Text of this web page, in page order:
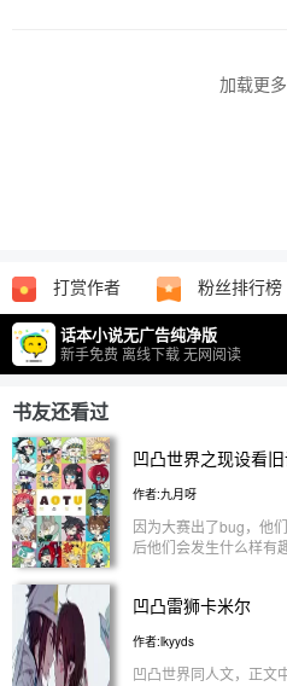
加载更
打赏作者 粉丝排行榜
话本小说无广告纯净版
新手免费 离线下载 无网阅读
书友还看过
凹凸世界之现设看
作者:九月呀
因为大赛出了bug，他
后他们会发生什么样有
凹凸雷狮卡米尔
作者:lkyyds
凹凸世界同人文，正文